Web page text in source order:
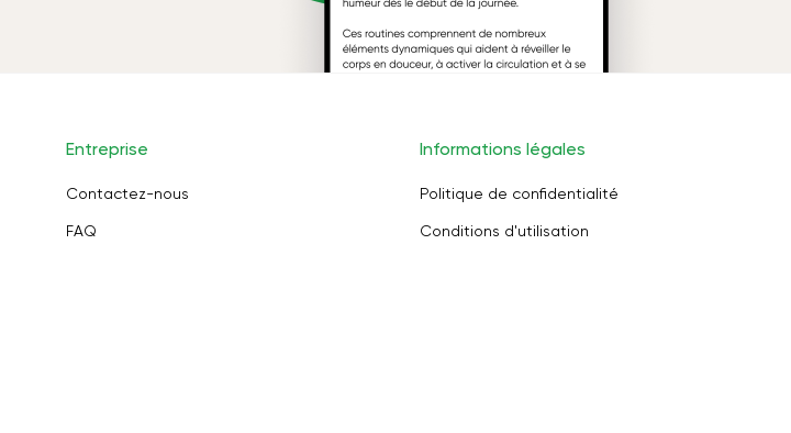
Entreprise
Contactez-nous
FAQ
Informations légales
Politique de confidentialité
Conditions d'utilisation